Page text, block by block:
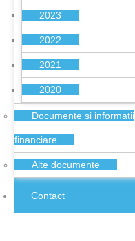
2023
2022
2021
2020
Documente si informatii
financiare
Alte documente
Contact